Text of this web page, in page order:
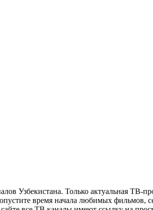
Узбекистана. Только актуальная ТВ-
время начала любимых фильмов,